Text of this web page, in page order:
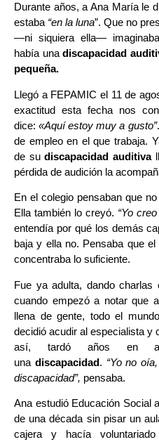
Durante años, a Ana María le
estaba“en la luna”. Que no
—ni siquiera ella—
había unadiscapacidad
pequeña.
Llegó a FEPAMIC el 11 de
exactitud esta fecha nos
dice:«Aquí estoy muy a gusto”
de empleo en el que trabaja.
de sudiscapacidad auditiva
pérdida de audición la
En el colegio pensaban que
Ella también lo creyó. “Yo
entendía por qué los demás
baja y ella no. Pensaba que
concentraba lo suficiente.
Fue ya adulta, dando charlas
cuando empezó a notar que
llena de gente, todo el
decidió acudir al especialista y
así, tardó años en
una discapacidad. “Yo no
discapacidad”, pensaba.
Ana estudió Educación Social
de una década sin pisar un
cajera y hacía